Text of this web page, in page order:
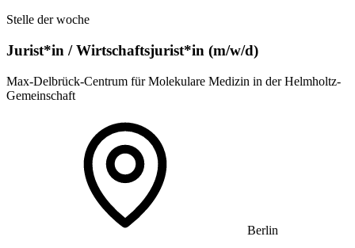
Stelle der woche
Jurist*in / Wirtschafts­jurist*in (m/w/d)
Max-Delbrück-Centrum für Molekulare Medizin in der Helmholtz-
Gemeinschaft
Berlin